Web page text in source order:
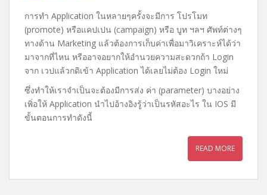
c
e
b
o
o
k
i
t
t
e
r
n
e
a
i
l
การทำ Application ในหลายๆครั้งจะมีการ โปรโมท
(promote) หรือแคปเปน (campaign) หรือ บูท ฯลฯ ศัพท์ต่างๆ
ทางด้าน Marketing แล้วต้องการเก็บค่าเพื่อมาวิเคราะห์ได้ว่า
มาจากที่ไหน หรืออาจอยากให้อำนวยความสะดวกถ้า Login
จาก เวปแล้วกดิเข้า Application ได้เลยไม่ต้อง Login ใหม่
ซึ่งทำให้เราจำเป็นจะต้องมีการส่ง ค่า (parameter) บางอย่าง
เพิ่อให้ Application นำไปอ้างอิงรู้ว่าเป็นรหัสอะไร ใน IOS มี
ขั้นตอนการทำดังนี้
READ MORE